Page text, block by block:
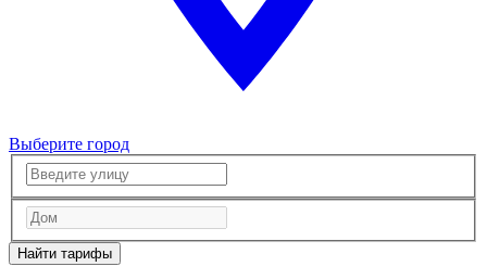
Выберите город
Найти тарифы